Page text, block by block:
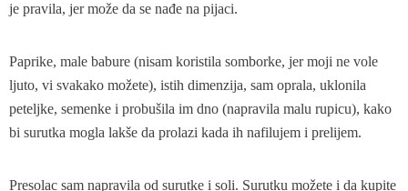
je pravila, jer može da se nađe na pijaci.
Paprike, male babure (nisam koristila somborke, jer moji ne vole
ljuto, vi svakako možete), istih dimenzija, sam oprala, uklonila
peteljke, semenke i probušila im dno (napravila malu rupicu), kako
bi surutka mogla lakše da prolazi kada ih nafilujem i prelijem.
Presolac sam napravila od surutke i soli. Surutku možete i da kupite